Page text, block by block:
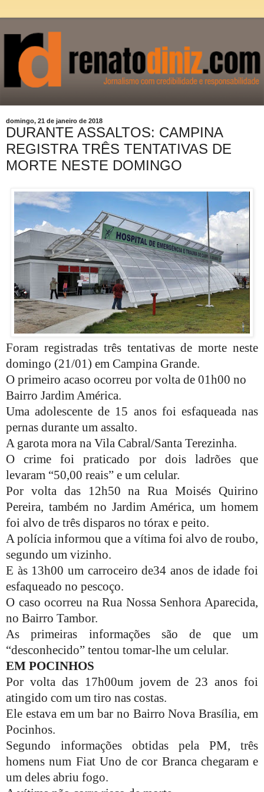
domingo, 21 de janeiro de 2018
DURANTE ASSALTOS: CAMPINA
REGISTRA TRÊS TENTATIVAS DE
MORTE NESTE DOMINGO
Foram registradas três tentativas de morte neste
domingo (21/01) em Campina Grande.
O primeiro acaso ocorreu por volta de 01h00 no
Bairro Jardim América.
Uma adolescente de 15 anos foi esfaqueada nas
pernas durante um assalto.
A garota mora na Vila Cabral/Santa Terezinha.
O crime foi praticado por dois ladrões que
levaram “50,00 reais” e um celular.
Por volta das 12h50 na Rua Moisés Quirino
Pereira, também no Jardim América, um homem
foi alvo de três disparos no tórax e peito.
A polícia informou que a vítima foi alvo de roubo,
segundo um vizinho.
E às 13h00 um carroceiro de34 anos de idade foi
esfaqueado no pescoço.
O caso ocorreu na Rua Nossa Senhora Aparecida,
no Bairro Tambor.
As primeiras informações são de que um
“desconhecido” tentou tomar-lhe um celular.
EM POCINHOS
Por volta das 17h00um jovem de 23 anos foi
atingido com um tiro nas costas.
Ele estava em um bar no Bairro Nova Brasília, em
Pocinhos.
Segundo informações obtidas pela PM, três
homens num Fiat Uno de cor Branca chegaram e
um deles abriu fogo.